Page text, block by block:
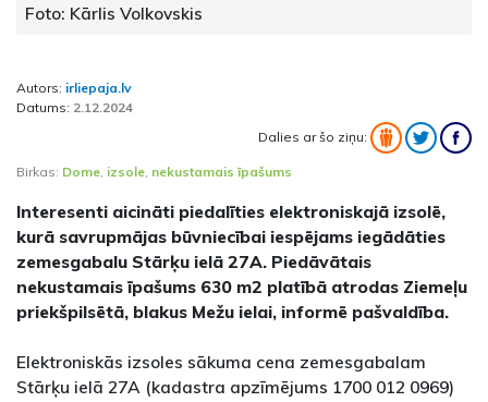
Foto: Kārlis Volkovskis
Autors: irliepaja.lv
Datums: 2.12.2024
Dalies ar šo ziņu:
Birkas: Dome izsole nekustamais īpašums
Interesenti aicināti piedalīties elektroniskajā izsolē,
kurā savrupmājas būvniecībai iespējams iegādāties
zemesgabalu Stārķu ielā 27A. Piedāvātais
nekustamais īpašums 630 m2 platībā atrodas Ziemeļu
priekšpilsētā, blakus Mežu ielai, informē pašvaldība.
Elektroniskās izsoles sākuma cena zemesgabalam
Stārķu ielā 27A (kadastra apzīmējums 1700 012 0969)